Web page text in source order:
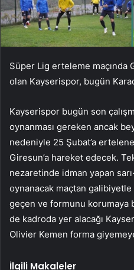
Süper Lig erteleme maçında
olan Kayserispor, bugün
Kayserispor bugün son
oynanması gereken ancak
nedeniyle 25 Şubat’a
Giresun’a hareket edecek.
nezaretinde idman yapan
oynanacak maçtan galibiyetle
geçen ve formunu korumaya
de kadroda yer alacağı
Olivier Kemen forma
İlgili Makaleler